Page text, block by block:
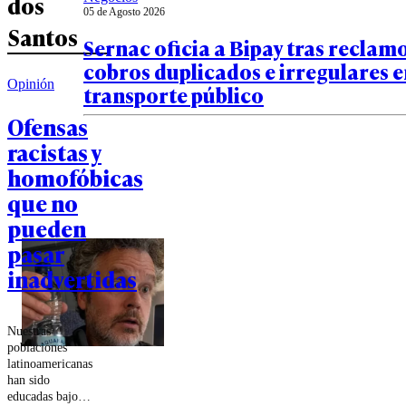
Santos
Opinión
Ofensas
racistas y
homofóbicas
que no
pueden
pasar
inadvertidas
Nuestras
poblaciones
latinoamericanas
han sido
educadas bajo
05 de Agosto 2026
Sernac oficia a Bipay tras
cobros duplicados e irregulares
transporte público